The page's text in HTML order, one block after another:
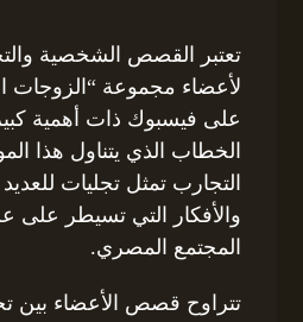
تعتبر القصص الشخصية
لأعضاء مجموعة “الزوجات
على فيسبوك ذات أهمية
الخطاب الذي يتناول هذا
التجارب تمثل تجليات
والأفكار التي تسيطر على
المجتمع المصري.
تتراوح قصص الأعضاء بين